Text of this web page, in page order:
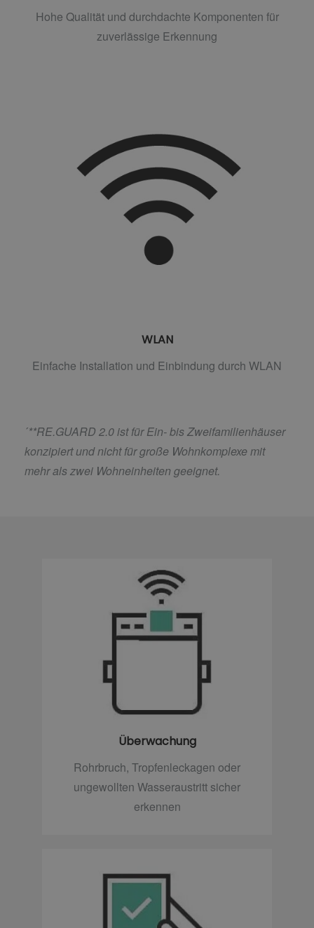
Hohe Qualität und durchdachte Komponenten für
zuverlässige Erkennung
WLAN
Einfache Installation und Einbindung durch WLAN
´**RE.GUARD 2.0 ist für Ein- bis Zweifamilienhäuser
konzipiert und nicht für große Wohnkomplexe mit
mehr als zwei Wohneinheiten geeignet.
Überwachung
Rohrbruch, Tropfenleckagen oder
ungewollten Wasseraustritt sicher
erkennen